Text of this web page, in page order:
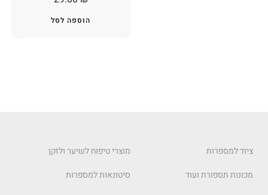
הוספה לסל
ציוד למספרות
מכונות תספורת ועוד
מוצרי טיפוח לשיער ולזקן
סיטונאות למספרות